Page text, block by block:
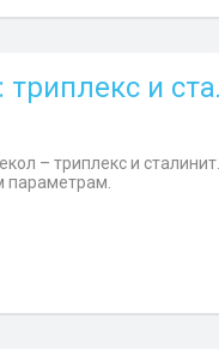
и
– триплекс и
параметрам.